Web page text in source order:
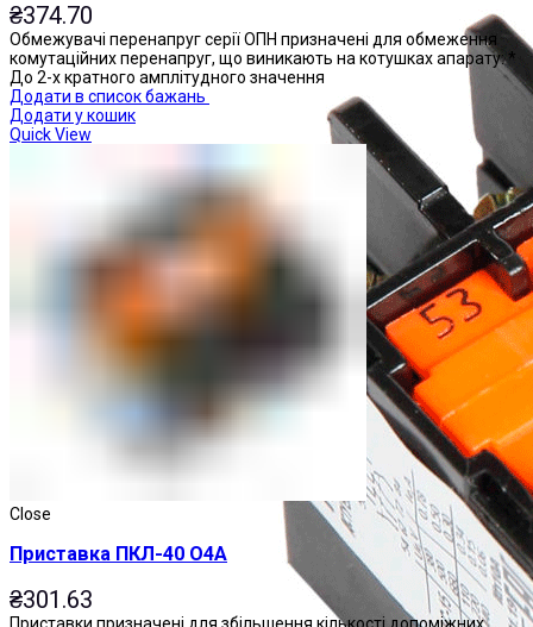
₴374.70
Обмежувачі перенапруг серії ОПН призначені для обмеження
комутаційних перенапруг, що виникають на котушках апарату: *
До 2-х кратного амплітудного значення
Додати в список бажань
Додати у кошик
Quick View
Close
Приставка ПКЛ-40 О4А
₴301.63
Приставки призначені для збільшення кількості допоміжних